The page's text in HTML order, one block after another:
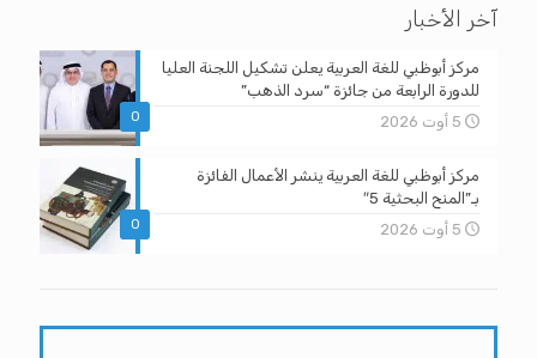
آخر الأخبار
0
مركز أبوظبي للغة العربية يعلن تشكيل اللجنة العليا
للدورة الرابعة من جائزة “سرد الذهب”
5 أوت 2026
0
مركز أبوظبي للغة العربية ينشر الأعمال الفائزة
بـ”المنح البحثية 5″
5 أوت 2026